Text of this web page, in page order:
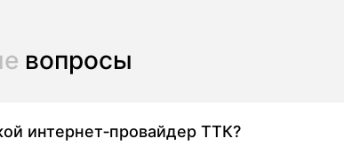
провайдера ТТК в Астрахани:
«интернет» и пакеты «интернет + ТВ +
вопросы
интернет‑провайдер ТТК?